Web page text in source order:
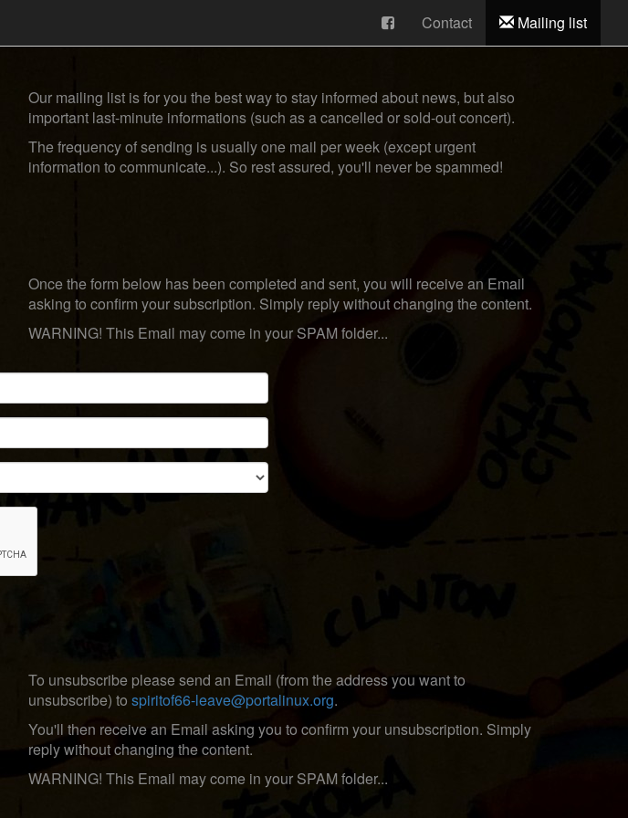
Contact Mailing list
Our mailing list is for you the best way to stay informed about news, but also
important last-minute informations (such as a cancelled or sold-out concert).
The frequency of sending is usually one mail per week (except urgent
information to communicate...). So rest assured, you'll never be spammed!
Once the form below has been completed and sent, you will receive an Email
asking to confirm your subscription. Simply reply without changing the content.
WARNING! This Email may come in your SPAM folder...
To unsubscribe please send an Email (from the address you want to
unsubscribe) to spiritof66-leave@portalinux.org.
You'll then receive an Email asking you to confirm your unsubscription. Simply
reply without changing the content.
WARNING! This Email may come in your SPAM folder...